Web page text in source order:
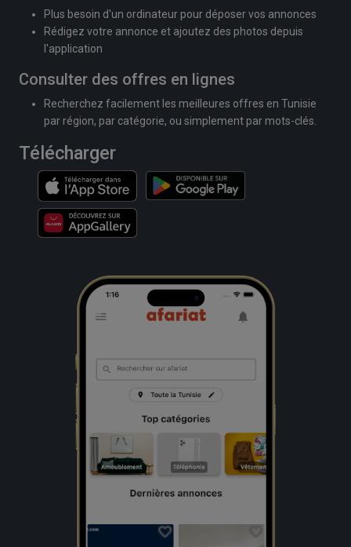
Plus besoin d'un ordinateur pour déposer vos annonces
Rédigez votre annonce et ajoutez des photos depuis
l'application
Consulter des offres en lignes
Recherchez facilement les meilleures offres en Tunisie
par région, par catégorie, ou simplement par mots-clés.
Télécharger